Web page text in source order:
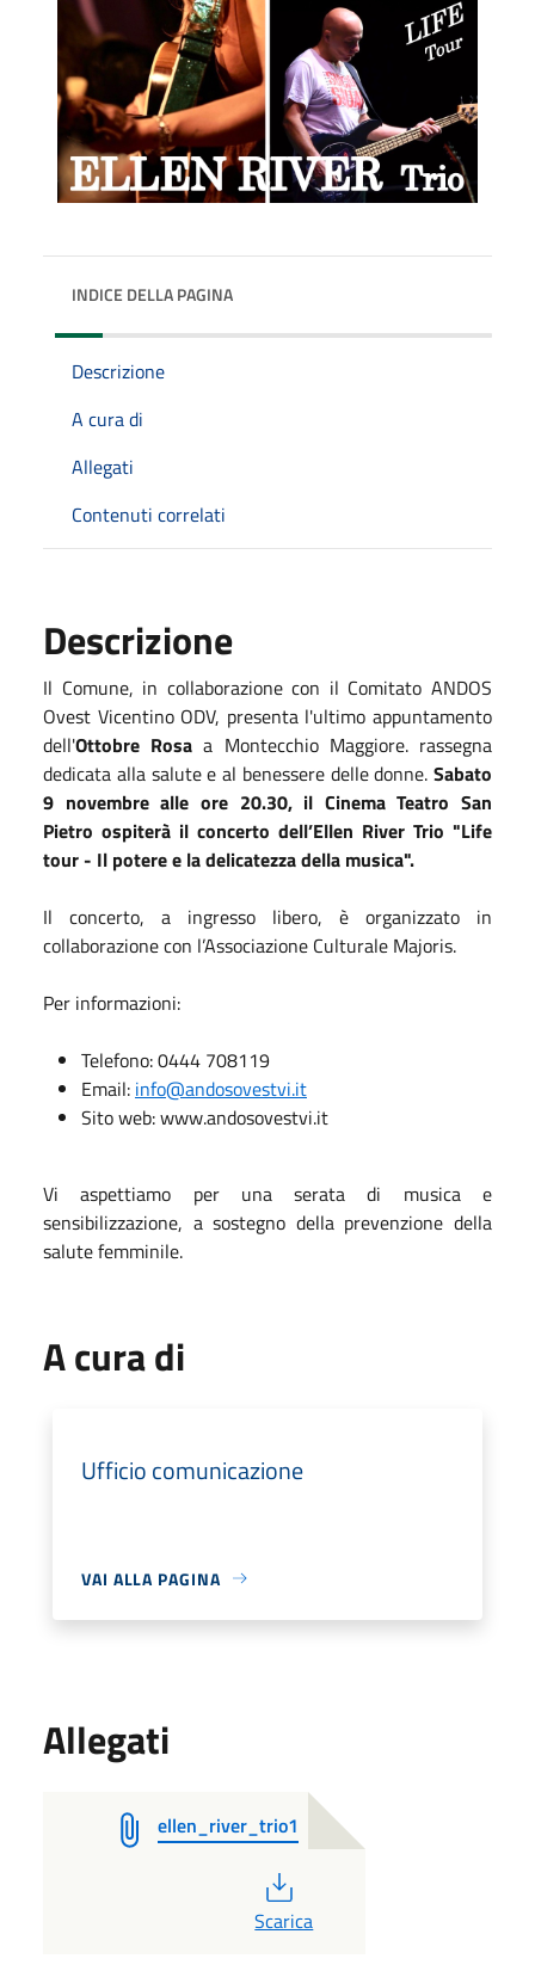
INDICE DELLA PAGINA
Descrizione
A cura di
Allegati
Contenuti correlati
Descrizione
Il Comune, in collaborazione con il Comitato ANDOS
Ovest Vicentino ODV, presenta l'ultimo appuntamento
dell'Ottobre Rosa a Montecchio Maggiore. rassegna
dedicata alla salute e al benessere delle donne. Sabato
9 novembre alle ore 20.30, il Cinema Teatro San
Pietro ospiterà il concerto dell’Ellen River Trio "Life
tour - Il potere e la delicatezza della musica".
Il concerto, a ingresso libero, è organizzato in
collaborazione con l’Associazione Culturale Majoris.
Per informazioni:
Telefono: 0444 708119
Email: info@andosovestvi.it
Sito web: www.andosovestvi.it
Vi aspettiamo per una serata di musica e
sensibilizzazione, a sostegno della prevenzione della
salute femminile.
A cura di
Ufficio comunicazione
VAI ALLA PAGINA
Allegati
ellen_river_trio1
Scarica